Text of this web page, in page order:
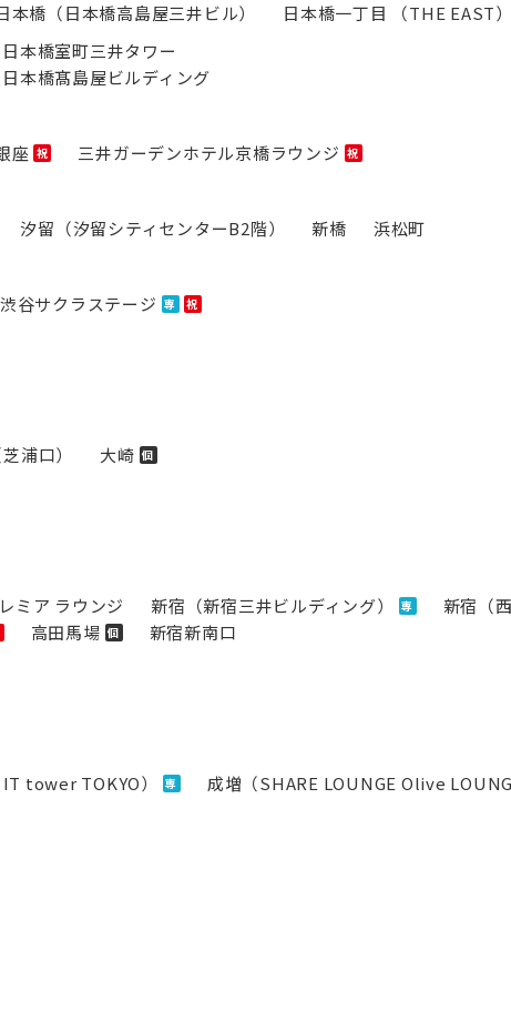
本橋（日本橋高島屋三井ビル） 日本橋一丁目 （THE EAST）
本橋室町三井タワー
本橋髙島屋ビルディング
座 祝 三井ガーデンホテル京橋ラウンジ 祝
汐留（汐留シティセンターB2階） 新橋 浜松町
渋谷サクラステージ 専 祝
浦口） 大崎 個
ミア ラウンジ 新宿（新宿三井ビルディング） 専 新宿（
高田馬場 個 新宿新南口
tower TOKYO） 専 成増（SHARE LOUNGE Olive